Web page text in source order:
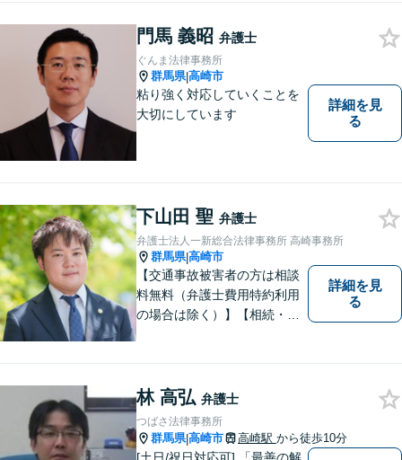
門馬 義昭 弁護士
ぐんま法律事務所
群馬県|高崎市
粘り強く対応していくことを
大切にしています
詳細を見
る
下山田 聖 弁護士
弁護士法人一新総合法律事務所 高崎事務所
群馬県|高崎市
【交通事故被害者の方は相談
料無料（弁護士費用特約利用
の場合は除く）】【相続・債
で連携し、問題解決に向けて
取り組みます。おひとりで悩
まずに、お気軽にお問い合わ
せください。
詳細を見
る
林 高弘 弁護士
つばさ法律事務所
群馬県|高崎市 高崎駅 から徒歩10分